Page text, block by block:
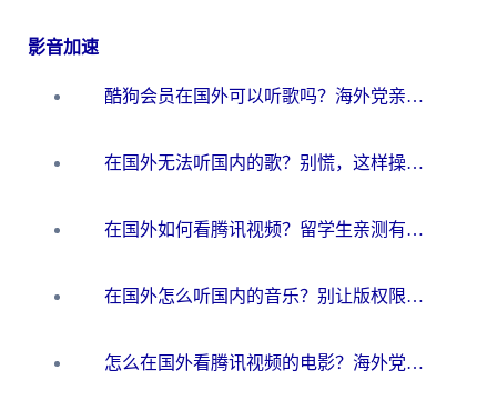
影音加速
酷狗会员在国外可以听歌吗？海外党亲测有效：3步解决音乐权限难题
在国外无法听国内的歌？别慌，这样操作就能畅听QQ音乐（附亲测加速器推荐）
在国外如何看腾讯视频？留学生亲测有效的回国加速方案
在国外怎么听国内的音乐？别让版权限制断了你的华语歌单
怎么在国外看腾讯视频的电影？海外党亲测有效的回国加速指南